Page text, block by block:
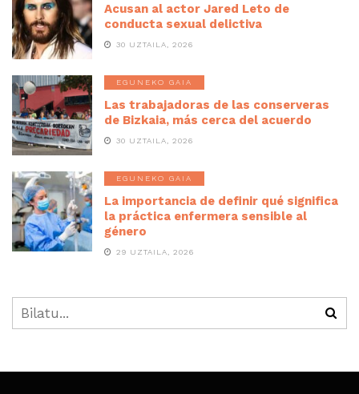
Acusan al actor Jared Leto de
conducta sexual delictiva
30 UZTAILA, 2026
EGUNEKO GAIA
Las trabajadoras de las conserveras
de Bizkaia, más cerca del acuerdo
30 UZTAILA, 2026
EGUNEKO GAIA
La importancia de definir qué significa
la práctica enfermera sensible al
género
29 UZTAILA, 2026